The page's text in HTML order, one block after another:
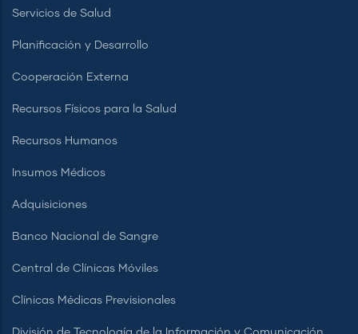
Servicios de Salud
Planificación y Desarrollo
Cooperación Externa
Recursos Físicos para la Salud
Recursos Humanos
Insumos Médicos
Adquisiciones
Banco Nacional de Sangre
Central de Clínicas Móviles
Clínicas Médicas Previsionales